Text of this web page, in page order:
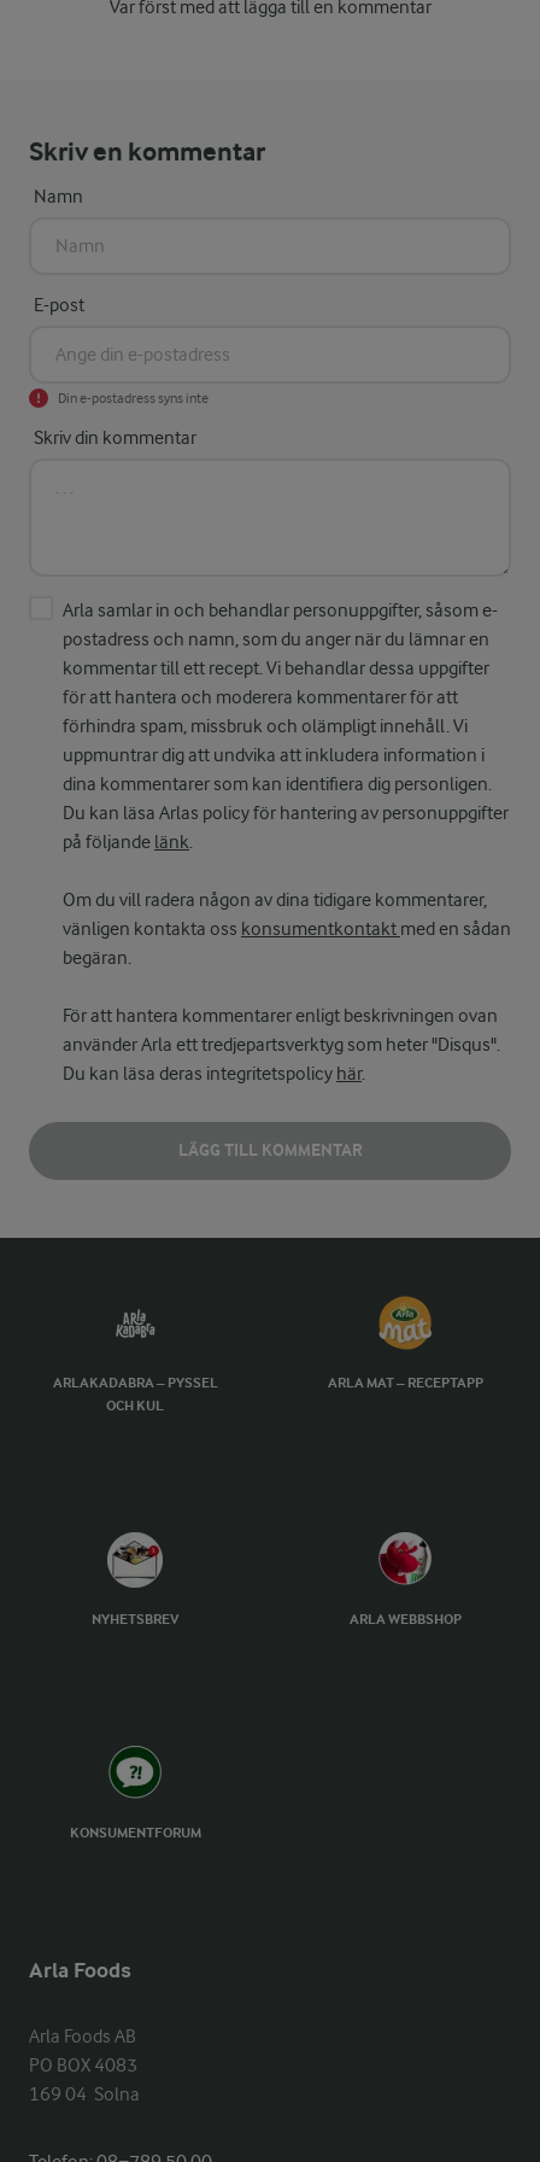
Var först med att lägga till en kommentar
Skriv en kommentar
Namn
E-post
Din e-postadress syns inte
Skriv din kommentar
Arla samlar in och behandlar personuppgifter, såsom e-
postadress och namn, som du anger när du lämnar en
kommentar till ett recept. Vi behandlar dessa uppgifter
för att hantera och moderera kommentarer för att
förhindra spam, missbruk och olämpligt innehåll. Vi
uppmuntrar dig att undvika att inkludera information i
dina kommentarer som kan identifiera dig personligen.
Du kan läsa Arlas policy för hantering av personuppgifter
på följande länk.
Om du vill radera någon av dina tidigare kommentarer,
vänligen kontakta oss konsumentkontakt med en sådan
begäran.
För att hantera kommentarer enligt beskrivningen ovan
använder Arla ett tredjepartsverktyg som heter "Disqus".
Du kan läsa deras integritetspolicy här.
LÄGG TILL KOMMENTAR
ARLAKADABRA – PYSSEL
OCH KUL
ARLA MAT – RECEPTAPP
NYHETSBREV ARLA WEBBSHOP
KONSUMENTFORUM
Arla Foods
Arla Foods AB
PO BOX 4083
169 04  Solna